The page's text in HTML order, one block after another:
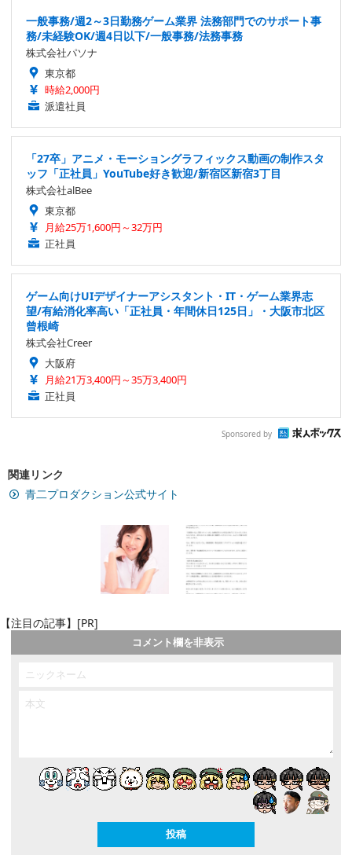
一般事務/週2～3日勤務ゲーム業界 法務部門でのサポート事
務/未経験OK/週4日以下/一般事務/法務事務
株式会社パソナ
東京都
時給2,000円
派遣社員
「27卒」アニメ・モーショングラフィックス動画の制作スタ
ッフ「正社員」YouTube好き歓迎/新宿区新宿3丁目
株式会社alBee
東京都
月給25万1,600円～32万円
正社員
ゲーム向けUIデザイナーアシスタント・IT・ゲーム業界志
望/有給消化率高い「正社員・年間休日125日」・大阪市北区
曾根崎
株式会社Creer
大阪府
月給21万3,400円～35万3,400円
正社員
Sponsored by
関連リンク
青二プロダクション公式サイト
【注目の記事】[PR]
コメント欄を非表示